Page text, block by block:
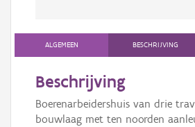
ALGEMEEN BESCHRIJVING
Beschrijving
Boerenarbeidershuis van drie
bouwlaag met ten noorden